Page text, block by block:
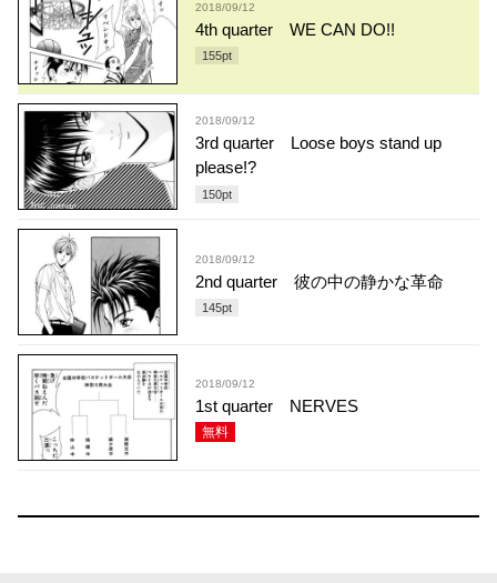
2018/09/12
4th quarter WE CAN DO!!
155pt
2018/09/12
3rd quarter Loose boys stand up
please!?
150pt
2018/09/12
2nd quarter 彼の中の静かな革命
145pt
2018/09/12
1st quarter NERVES
無料